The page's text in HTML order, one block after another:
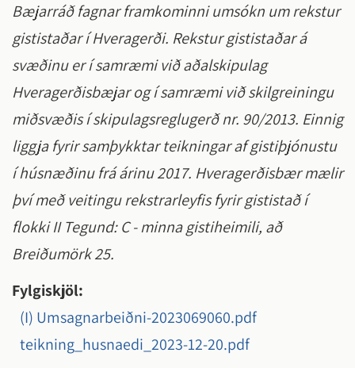
Bæjarráð fagnar framkominni umsókn um rekstur
gististaðar í Hveragerði. Rekstur gististaðar á
svæðinu er í samræmi við aðalskipulag
Hveragerðisbæjar og í samræmi við skilgreiningu
miðsvæðis í skipulagsreglugerð nr. 90/2013. Einnig
liggja fyrir samþykktar teikningar af gistiþjónustu
í húsnæðinu frá árinu 2017. Hveragerðisbær mælir
því með veitingu rekstrarleyfis fyrir gististað í
flokki II Tegund: C - minna gistiheimili, að
Breiðumörk 25.
Fylgiskjöl:
(I) Umsagnarbeiðni-2023069060.pdf
teikning_husnaedi_2023-12-20.pdf